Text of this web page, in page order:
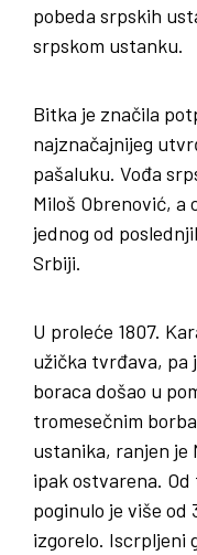
pobeda srpskih
srpskom ustanku.
Bitka je značila
najznačajnijeg
pašaluku. Vođa
Miloš Obrenović, a
jednog od
Srbiji.
U proleće 1807.
užička tvrđava, pa
boraca došao u
tromesečnim
ustanika, ranjen je
ipak ostvarena.
poginulo je više od
izgorelo. Iscrpljeni